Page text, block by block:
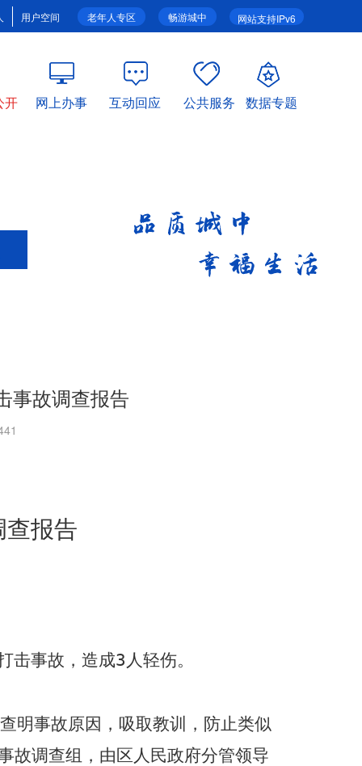
网站支持IPv6
畅游城中
老年人专区
用户空间
开 网上办事 互动回应 公共服务 数据专题
事故调查报告
查报告
击事故，造成3 人轻伤。
明事故原因，吸取教训，防止类似
故调查组，由区人民政府分管领导